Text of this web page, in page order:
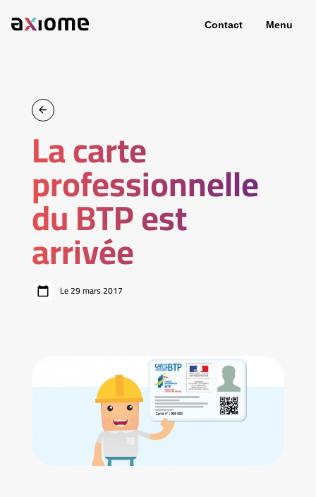
Contact Menu
La carte
professionnelle
du BTP est
arrivée
Le 29 mars 2017